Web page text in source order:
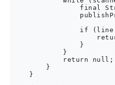
final
if
                }
            }
            return null;
        }
    }